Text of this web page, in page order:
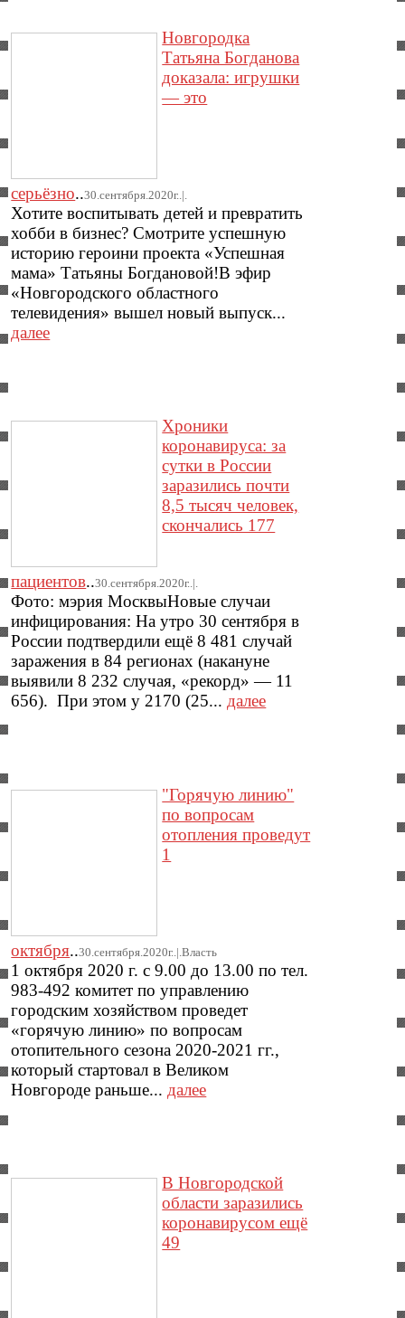
Новгородка
Татьяна Богданова
доказала: игрушки
— это
серьёзно..30.сентября.2020г..|.
Хотите воспитывать детей и превратить
хобби в бизнес? Смотрите успешную
историю героини проекта «Успешная
мама» Татьяны Богдановой!В эфир
«Новгородского областного
телевидения» вышел новый выпуск...
далее
Хроники
коронавируса: за
сутки в России
заразились почти
8,5 тысяч человек,
скончались 177
пациентов..30.сентября.2020г..|.
Фото: мэрия МосквыНовые случаи
инфицирования: На утро 30 сентября в
России подтвердили ещё 8 481 случай
заражения в 84 регионах (накануне
выявили 8 232 случая, «рекорд» — 11
656). При этом у 2170 (25...далее
"Горячую линию"
по вопросам
отопления проведут
1
октября..30.сентября.2020г..|.Власть
1 октября 2020 г. с 9.00 до 13.00 по тел.
983-492 комитет по управлению
городским хозяйством проведет
«горячую линию» по вопросам
отопительного сезона 2020-2021 гг.,
который стартовал в Великом
Новгороде раньше... далее
В Новгородской
области заразились
коронавирусом ещё
49